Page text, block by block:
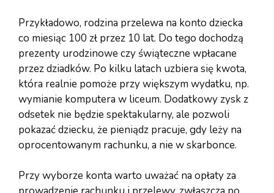
Przykładowo, rodzina przelewa na konto dziecka
co miesiąc 100 zł przez 10 lat. Do tego dochodzą
prezenty urodzinowe czy świąteczne wpłacane
przez dziadków. Po kilku latach uzbiera się kwota,
która realnie pomoże przy większym wydatku, np.
wymianie komputera w liceum. Dodatkowy zysk z
odsetek nie będzie spektakularny, ale pozwoli
pokazać dziecku, że pieniądz pracuje, gdy leży na
oprocentowanym rachunku, a nie w skarbonce.
Przy wyborze konta warto uważać na opłaty za